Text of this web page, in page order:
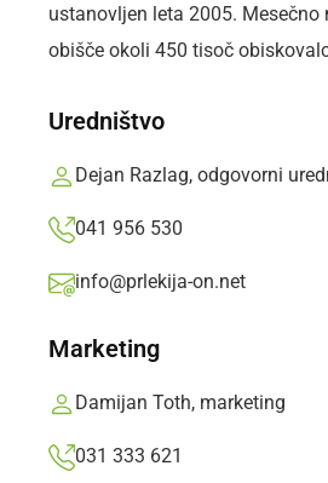
ustanovljen leta 2005. Mesečno
obišče okoli 450 tisoč
Uredništvo
Dejan Razlag, odgovorni
041 956 530
info@prlekija-on.net
Marketing
Damijan Toth, marketing
031 333 621
Naslovnica Črna